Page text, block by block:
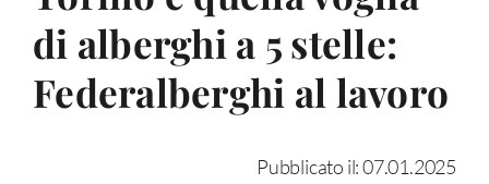
di alberghi a 5 stelle:
Federalberghi al lavoro
Pubblicato il: 07.01.2025